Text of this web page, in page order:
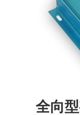
全向